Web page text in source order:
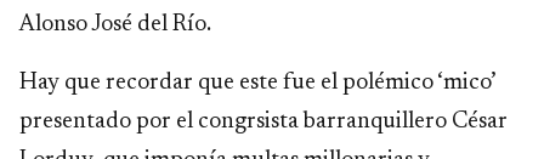
Alonso José del Río.
Hay que recordar que este fue el polémico ‘mico’
presentado por el congrsista barranquillero César